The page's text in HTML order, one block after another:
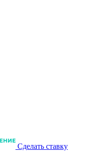
Сделать ставку